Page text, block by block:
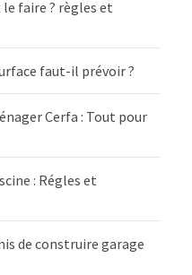
faire ? règles et
faut-il prévoir ?
Cerfa : Tout pour
: Régles et
de construire garage